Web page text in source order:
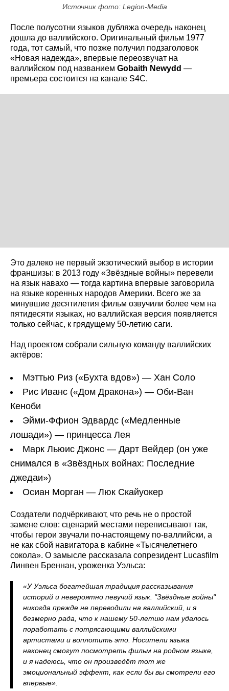
Источник фото: Legion-Media
После полусотни языков дубляжа очередь наконец
дошла до валлийского. Оригинальный фильм 1977
года, тот самый, что позже получил подзаголовок
«Новая надежда», впервые переозвучат на
валлийском под названием Gobaith Newydd —
премьера состоится на канале S4C.
Это далеко не первый экзотический выбор в истории
франшизы: в 2013 году «Звёздные войны» перевели
на язык навахо — тогда картина впервые заговорила
на языке коренных народов Америки. Всего же за
минувшие десятилетия фильм озвучили более чем на
пятидесяти языках, но валлийская версия появляется
только сейчас, к грядущему 50-летию саги.
Над проектом собрали сильную команду валлийских
актёров:
Мэттью Риз («Бухта вдов») — Хан Соло
Рис Иванс («Дом Дракона») — Оби-Ван
Кеноби
Эйми-Ффион Эдвардс («Медленные
лошади») — принцесса Лея
Марк Льюис Джонс — Дарт Вейдер (он уже
снимался в «Звёздных войнах: Последние
джедаи»)
Осиан Морган — Люк Скайуокер
Создатели подчёркивают, что речь не о простой
замене слов: сценарий местами переписывают так,
чтобы герои звучали по-настоящему по-валлийски, а
не как сбой навигатора в кабине «Тысячелетнего
сокола». О замысле рассказала сопрезидент Lucasfilm
Линвен Бреннан, уроженка Уэльса:
«У Уэльса богатейшая традиция рассказывания
историй и невероятно певучий язык. "Звёздные войны"
никогда прежде не переводили на валлийский, и я
безмерно рада, что к нашему 50-летию нам удалось
поработать с потрясающими валлийскими
артистами и воплотить это. Носители языка
наконец смогут посмотреть фильм на родном языке,
и я надеюсь, что он произведёт тот же
эмоциональный эффект, как если бы вы смотрели его
впервые».